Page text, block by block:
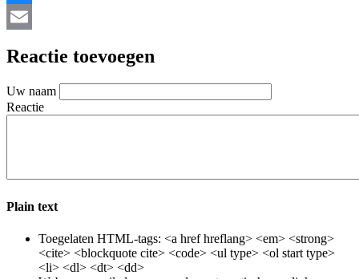
Bluesky
Reactie toevoegen
Uw naam
Reactie
Plain text
Toegelaten HTML-tags: <a href hreflang> <em> <strong>
<cite> <blockquote cite> <code> <ul type> <ol start type>
<li> <dl> <dt> <dd>